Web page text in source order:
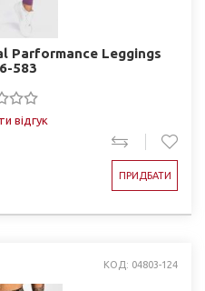
Parformance Leggings
583
відгук
ПРИДБАТИ
КОД: 04803-124